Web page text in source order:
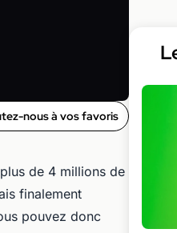
nous à vos favoris
de 4 millions de
finalement
pouvez donc